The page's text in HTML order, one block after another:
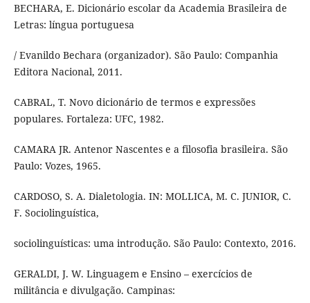
BECHARA, E. Dicionário escolar da Academia Brasileira de
Letras: língua portuguesa
/ Evanildo Bechara (organizador). São Paulo: Companhia
Editora Nacional, 2011.
CABRAL, T. Novo dicionário de termos e expressões
populares. Fortaleza: UFC, 1982.
CAMARA JR. Antenor Nascentes e a filosofia brasileira. São
Paulo: Vozes, 1965.
CARDOSO, S. A. Dialetologia. IN: MOLLICA, M. C. JUNIOR, C.
F. Sociolinguística,
sociolinguísticas: uma introdução. São Paulo: Contexto, 2016.
GERALDI, J. W. Linguagem e Ensino – exercícios de
militância e divulgação. Campinas: